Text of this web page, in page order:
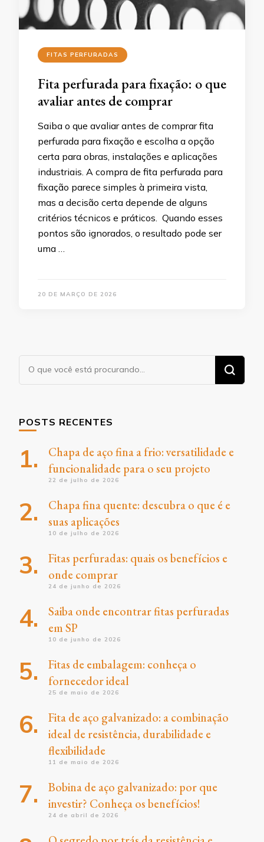
FITAS PERFURADAS
Fita perfurada para fixação: o que
avaliar antes de comprar
Saiba o que avaliar antes de comprar fita
perfurada para fixação e escolha a opção
certa para obras, instalações e aplicações
industriais. A compra de fita perfurada para
fixação parece simples à primeira vista,
mas a decisão certa depende de alguns
critérios técnicos e práticos. Quando esses
pontos são ignorados, o resultado pode ser
uma …
20 DE MARÇO DE 2026
Procurando
algo?
POSTS RECENTES
Chapa de aço fina a frio: versatilidade e
funcionalidade para o seu projeto
22 de julho de 2026
Chapa fina quente: descubra o que é e
suas aplicações
10 de julho de 2026
Fitas perfuradas: quais os benefícios e
onde comprar
24 de junho de 2026
Saiba onde encontrar fitas perfuradas
em SP
10 de junho de 2026
Fitas de embalagem: conheça o
fornecedor ideal
25 de maio de 2026
Fita de aço galvanizado: a combinação
ideal de resistência, durabilidade e
flexibilidade
11 de maio de 2026
Bobina de aço galvanizado: por que
investir? Conheça os benefícios!
24 de abril de 2026